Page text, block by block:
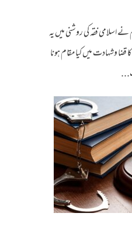
اسلامی فقہ کی روشنی میں یہ
وشہادت میں کیا مقام ہونا